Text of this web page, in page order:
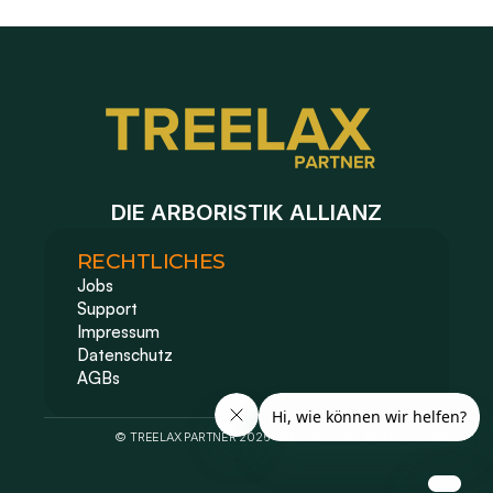
DIE ARBORISTIK ALLIANZ
RECHTLICHES
Jobs
Support
Impressum
Datenschutz
AGBs
© TREELAX PARTNER 2026 - Eine Marke der TE-Time GmbH